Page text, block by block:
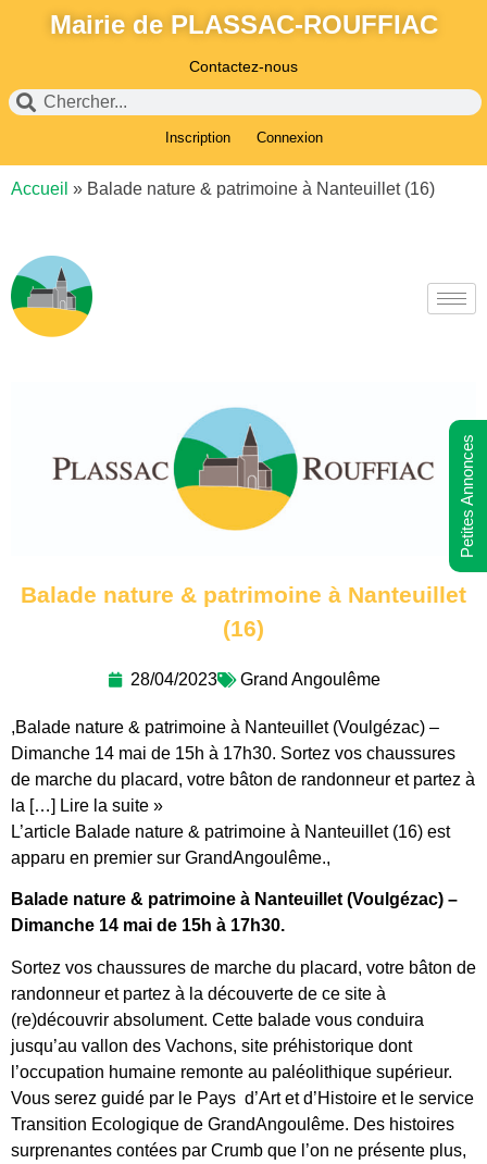
Mairie de PLASSAC-ROUFFIAC
Contactez-nous
Inscription Connexion
Accueil » Balade nature & patrimoine à Nanteuillet (16)
Balade nature & patrimoine à Nanteuillet
(16)
28/04/2023 Grand Angoulême
,Balade nature & patrimoine à Nanteuillet (Voulgézac) –
Dimanche 14 mai de 15h à 17h30. Sortez vos chaussures
de marche du placard, votre bâton de randonneur et partez à
la […] Lire la suite »
L’article Balade nature & patrimoine à Nanteuillet (16) est
apparu en premier sur GrandAngoulême.,
Balade nature & patrimoine à Nanteuillet (Voulgézac) –
Dimanche 14 mai de 15h à 17h30.
Sortez vos chaussures de marche du placard, votre bâton de
randonneur et partez à la découverte de ce site à
(re)découvrir absolument. Cette balade vous conduira
jusqu’au vallon des Vachons, site préhistorique dont
l’occupation humaine remonte au paléolithique supérieur.
Vous serez guidé par le Pays d’Art et d’Histoire et le service
Transition Ecologique de GrandAngoulême. Des histoires
surprenantes contées par Crumb que l’on ne présente plus,
Petites Annonces